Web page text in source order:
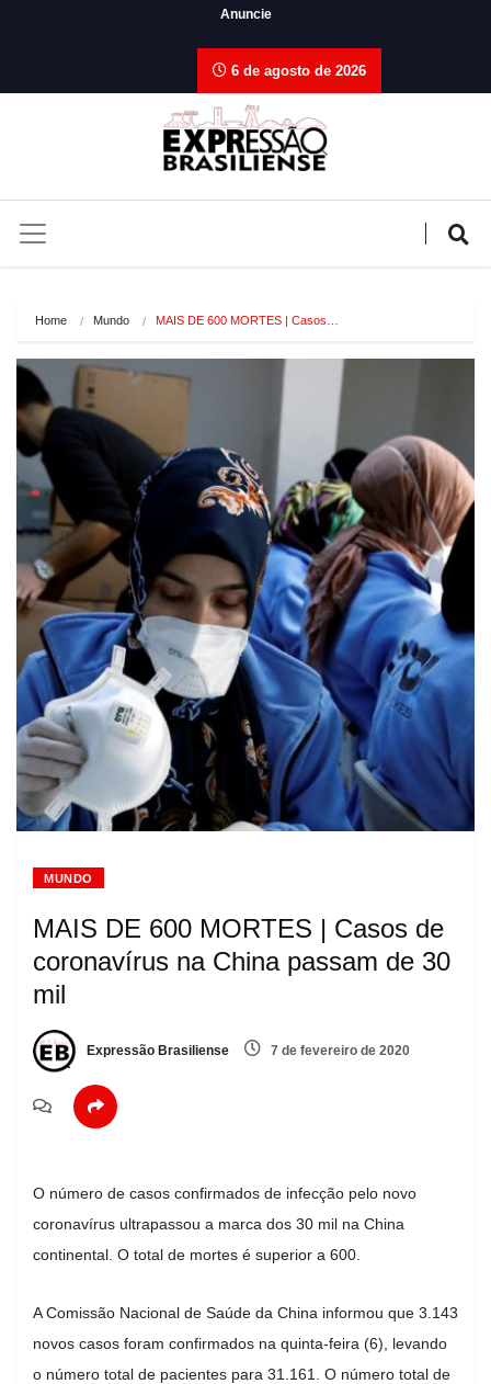
Anuncie
6 de agosto de 2026
Home Mundo MAIS DE 600 MORTES | Casos…
MUNDO
MAIS DE 600 MORTES | Casos de
coronavírus na China passam de 30
mil
Expressão Brasiliense 7 de fevereiro de 2020
O número de casos confirmados de infecção pelo novo
coronavírus ultrapassou a marca dos 30 mil na China
continental. O total de mortes é superior a 600.
A Comissão Nacional de Saúde da China informou que 3.143
novos casos foram confirmados na quinta-feira (6), levando
o número total de pacientes para 31.161. O número total de